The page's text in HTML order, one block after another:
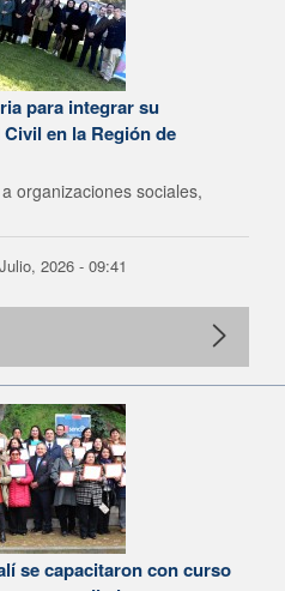
para integrar su
en la Región de
organizaciones sociales,
2026 - 09:41
se capacitaron con curso